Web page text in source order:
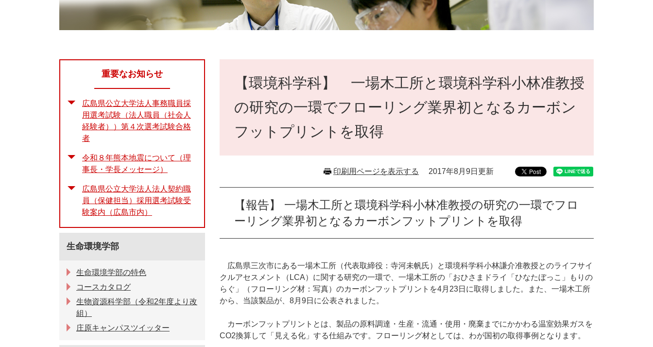
【環境科学科】 一場木工所と環境科学科小林准教授
の研究の一環でフローリング業界初となるカーボン
フットプリントを取得
印刷用ページを表示する 2017年8月9日更新
【報告】 一場木工所と環境科学科小林准教授の研究の一環でフロ
ーリング業界初となるカーボンフットプリントを取得
広島県三次市にある一場木工所（代表取締役：寺河未帆氏）と環境科学科小林謙介准教授とのライフサイ
クルアセスメント（LCA）に関する研究の一環で、一場木工所の「おひさまドライ「ひなたぼっこ」もりの
らぐ」（フローリング材：写真）のカーボンフットプリントを4月23日に取得しました。また、一場木工所
から、当該製品が、8月9日に公表されました。
カーボンフットプリントとは、製品の原料調達・生産・流通・使用・廃棄までにかかわる温室効果ガスを
CO2換算して「見える化」する仕組みです。フローリング材としては、わが国初の取得事例となります。
重要なお知らせ
広島県公立大学法人事務職員採
用選考試験（法人職員（社会人
経験者））第４次選考試験合格
者
令和８年熊本地震について（理
事長・学長メッセージ）
広島県公立大学法人法人契約職
員（保健担当）採用選考試験受
験案内（広島市内）
生命環境学部
生命環境学部の特色
コースカタログ
生物資源科学部（令和2年度より改
組）
庄原キャンパスツイッター